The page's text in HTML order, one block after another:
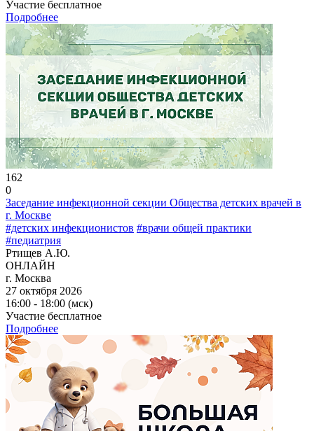
Участие бесплатное
Подробнее
162
0
Заседание инфекционной секции Общества детских врачей в
г. Москве
#детских инфекционистов #врачи общей практики
#педиатрия
Ртищев А.Ю.
ОНЛАЙН
г. Москва
27 октября 2026
16:00 - 18:00 (мск)
Участие бесплатное
Подробнее